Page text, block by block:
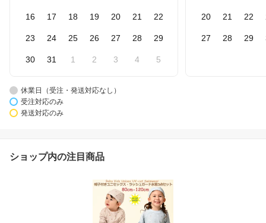
16 17 18 19 20 21 22
23 24 25 26 27 28 29
30 31 1 2 3 4 5
20 21 22
27 28 29
休業日（受注・発送対応なし）
受注対応のみ
発送対応のみ
ショップ内の注目商品